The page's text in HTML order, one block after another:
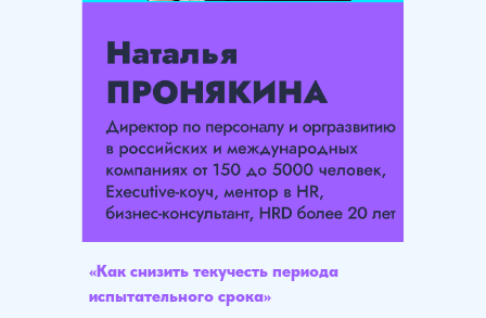
«Как снизить текучесть периода
испытательного срока»